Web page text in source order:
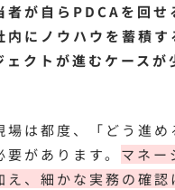
者が自らPDCAを回せ
内にノウハウを蓄積す
ェクトが進むケースが
場は都度、「どう進め
があります。 マネー
え、細かな実務の確認